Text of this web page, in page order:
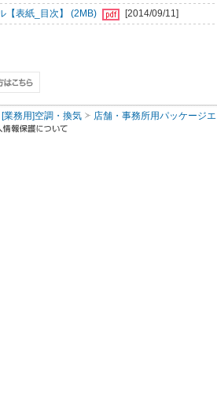
【表紙_目次】 (2MB)
[2014/09/11]
[業務用]空調・換気 店舗・事務所用パッケージ